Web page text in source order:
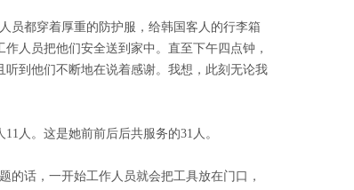
员都穿着厚重的防护服，给韩国客人的行李箱
人员把他们安全送到家中。直至下午四点钟，
到他们不断地在说着感谢。我想，此刻无论我
人。这是她前前后后共服务的31人。
的话，一开始工作人员就会把工具放在门口，